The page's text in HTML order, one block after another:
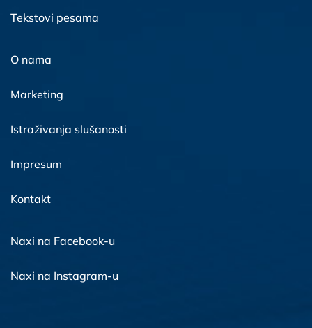
Tekstovi pesama
O nama
Marketing
Istraživanja slušanosti
Impresum
Kontakt
Naxi na Facebook-u
Naxi na Instagram-u